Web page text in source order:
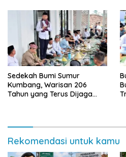
Sedekah Bumi Sumur
Kumbang, Warisan 206
Tahun yang Terus Dijaga
Rekomendasi untuk kamu